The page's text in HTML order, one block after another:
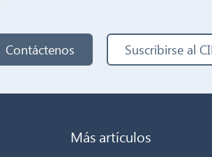
Contáctenos Suscribirse al
Más artículos